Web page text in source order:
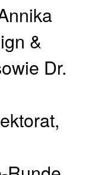
&
Dr.